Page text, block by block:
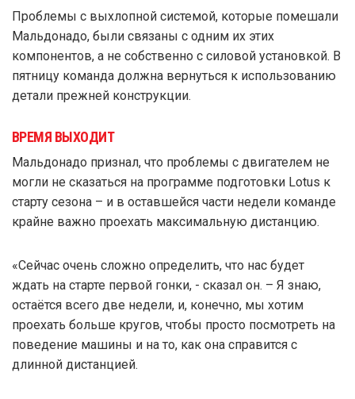
Проблемы с выхлопной системой, которые помешали
Мальдонадо, были связаны с одним их этих
компонентов, а не собственно с силовой установкой. В
пятницу команда должна вернуться к использованию
детали прежней конструкции.
ВРЕМЯ ВЫХОДИТ
Мальдонадо признал, что проблемы с двигателем не
могли не сказаться на программе подготовки Lotus к
старту сезона – и в оставшейся части недели команде
крайне важно проехать максимальную дистанцию.
«Сейчас очень сложно определить, что нас будет
ждать на старте первой гонки, - сказал он. – Я знаю,
остаётся всего две недели, и, конечно, мы хотим
проехать больше кругов, чтобы просто посмотреть на
поведение машины и на то, как она справится с
длинной дистанцией.